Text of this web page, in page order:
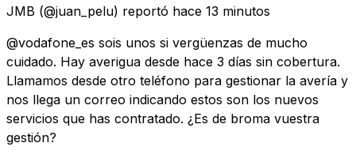
JMB (@juan_pelu) reportó hace 13 minutos
@vodafone_es sois unos si vergüenzas de mucho
cuidado. Hay averigua desde hace 3 días sin cobertura.
Llamamos desde otro teléfono para gestionar la avería y
nos llega un correo indicando estos son los nuevos
servicios que has contratado. ¿Es de broma vuestra
gestión?